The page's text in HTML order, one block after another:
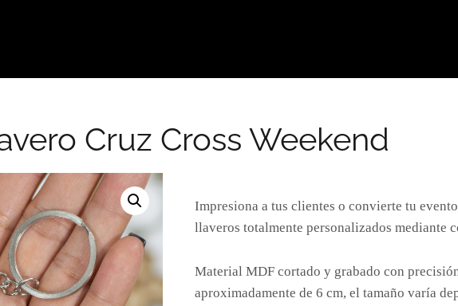
Cruz Cross Weekend
Impresiona a tus clientes o convierte tu
llaveros totalmente personalizados mediante
Material MDF cortado y grabado con
aproximadamente de 6 cm, el tamaño varía